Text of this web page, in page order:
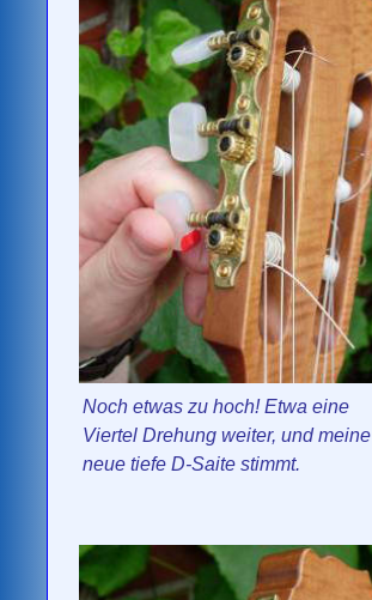
Noch etwas zu hoch! Etwa eine
Viertel Drehung weiter, und meine
neue tiefe D-Saite stimmt.